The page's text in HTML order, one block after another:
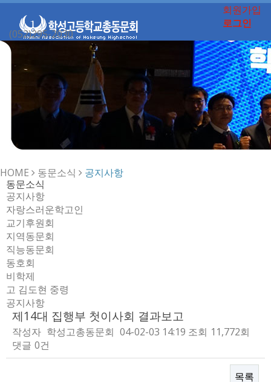
navigation
회원가입
로그인
(052)295-2030
HOME 동문소식
공지사항
동문소식
공지사항
자랑스러운학고인
교기후원회
지역동문회
직능동문회
동호회
비학제
고 김도현 중령
공지사항
제14대 집행부 첫이사회 결과보고
작성자 학성고총동문회 04-02-03 14:19 조회 11,772회
댓글 0건
목록